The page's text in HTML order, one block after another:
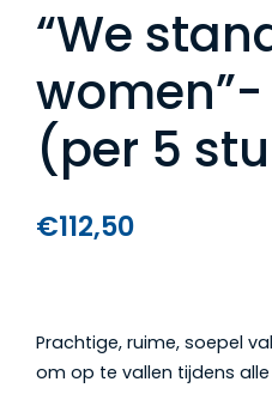
“We
(per 5
€112,50
Prachtige, ruime, soepel
om op te vallen tijdens